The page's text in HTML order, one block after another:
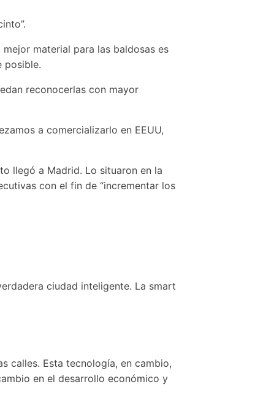
material para las baldosas es
posible.
reconocerlas con mayor
a comercializarlo en EEUU,
llegó a Madrid. Lo situaron en la
con el fin de “incrementar los
ciudad inteligente. La smart
calles. Esta tecnología, en cambio,
en el desarrollo económico y